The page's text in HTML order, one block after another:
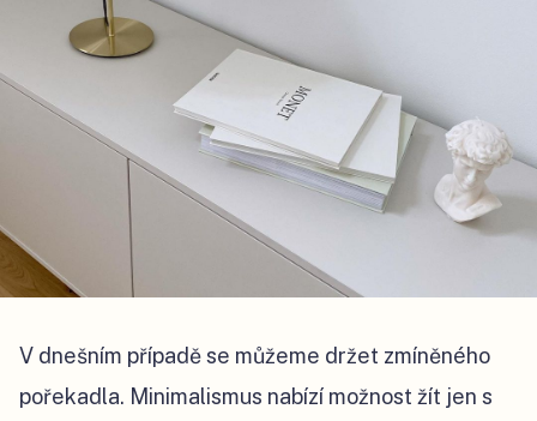
V dnešním případě se můžeme držet zmíněného
pořekadla. Minimalismus nabízí možnost žít jen s